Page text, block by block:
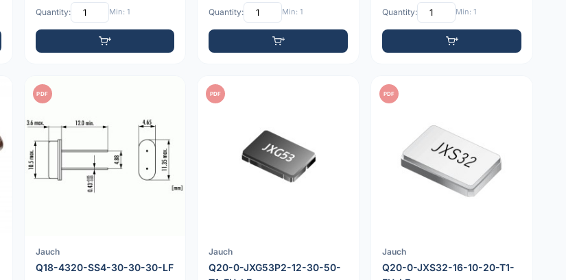
Quantity: Min: 1 Quantity: Min: 1 Quantity: Min: 1
PDF
Jauch
Q18-4320-SS4-30-30-30-LF
PDF
Jauch
Q20-0-JXG53P2-12-30-50-
PDF
Jauch
Q20-0-JXS32-16-10-20-T1-